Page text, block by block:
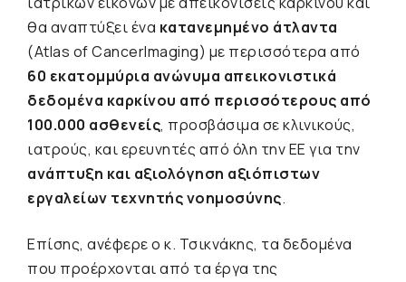
θα αναπτύξει ένα κατανεμημένο άτλαντα
(Atlas of CancerImaging) με περισσότερα από
60 εκατομμύρια ανώνυμα απεικονιστικά
δεδομένα καρκίνου από περισσότερους από
100.000 ασθενείς, προσβάσιμα σε κλινικούς,
ιατρούς, και ερευνητές από όλη την ΕΕ για την
ανάπτυξη και αξιολόγηση αξιόπιστων
εργαλείων τεχνητής νοημοσύνης.
Επίσης, ανέφερε ο κ. Τσικνάκης, τα δεδομένα
που προέρχονται από τα έργα της